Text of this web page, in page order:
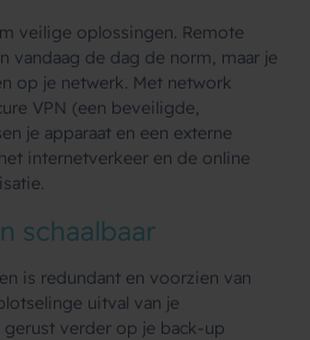
veilige oplossingen. Remote
vandaag de dag de norm, maar je
op je netwerk. Met network
VPN (een beveiligde,
je apparaat en een externe
internetverkeer en de online
schaalbaar
is redundant en voorzien van
uitval van je
verder op je back-up